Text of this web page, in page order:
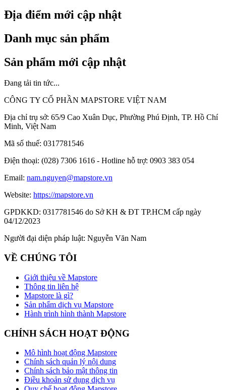
Địa điểm mới cập nhật
Danh mục sản phẩm
Sản phẩm mới cập nhật
Đang tải tin tức...
CÔNG TY CỔ PHẦN MAPSTORE VIỆT NAM
Địa chỉ trụ sở: 65/9 Cao Xuân Dục, Phường Phú Định, TP. Hồ Chí
Minh, Việt Nam
Mã số thuế: 0317781546
Điện thoại: (028) 7306 1616 - Hotline hỗ trợ: 0903 383 054
Email: nam.nguyen@mapstore.vn
Website: https://mapstore.vn
GPDKKD: 0317781546 do Sở KH & ĐT TP.HCM cấp ngày
04/12/2023
Người đại diện pháp luật: Nguyễn Văn Nam
VỀ CHÚNG TÔI
Giới thiệu về Mapstore
Thông tin liên hệ
Mapstore là gì?
Sản phẩm dịch vụ Mapstore
Hành trình hình thành Mapstore
CHÍNH SÁCH HOẠT ĐỘNG
Mô hình hoạt động Mapstore
Chính sách quản lý nội dung
Chính sách bảo mật thông tin
Điều khoản sử dụng dịch vụ